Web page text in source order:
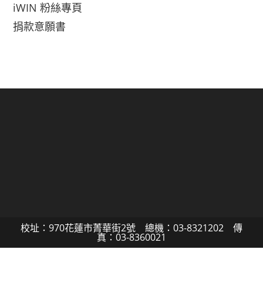
iWIN 粉絲專頁
捐款意願書
校址：970花蓮市菁華街2號 總機：03-8321202 傳
真：03-8360021